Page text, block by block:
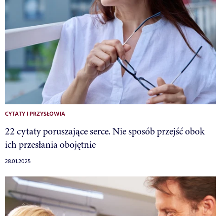
CYTATY I PRZYSŁOWIA
22 cytaty poruszające serce. Nie sposób przejść obok
ich przesłania obojętnie
28.01.2025